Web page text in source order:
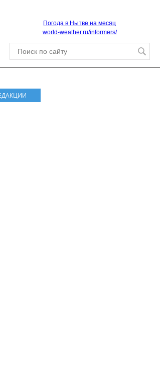
Погода в Нытве на месяц
world-weather.ru/informers/